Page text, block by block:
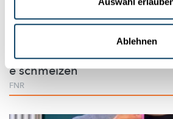
Ablehnen
Bau e Schnéimännchen ouni
e schmëlzen
FNR